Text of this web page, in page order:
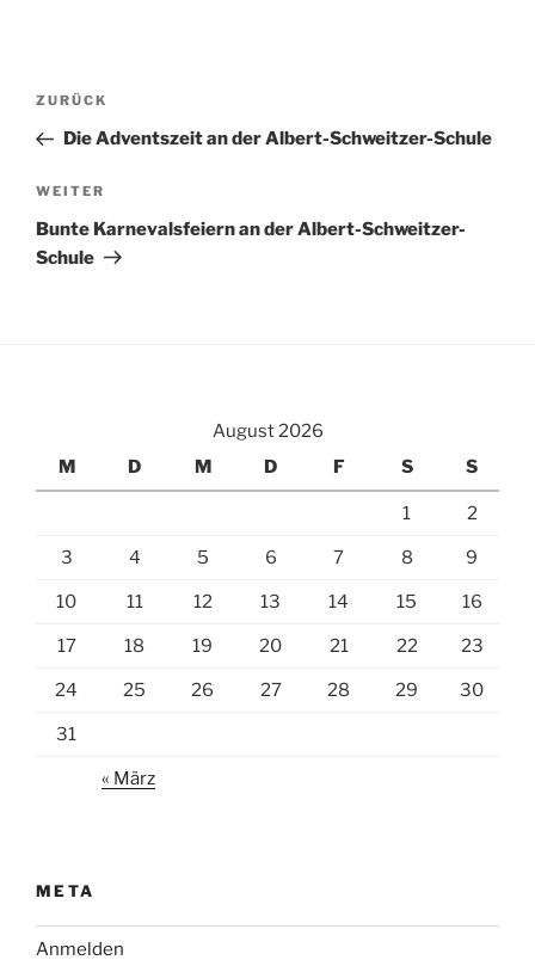
Beitragsnavigation
Vorheriger
Beitrag
ZURÜCK
Die Adventszeit an der Albert-Schweitzer-Schule
Nächster
Beitrag
WEITER
Bunte Karnevalsfeiern an der Albert-Schweitzer-
Schule
August 2026
M
D M D F S S
1 2
3 4 5 6 7 8 9
10 11 12 13 14 15 16
17 18 19 20 21 22 23
24 25 26 27 28 29 30
31
« März
META
Anmelden